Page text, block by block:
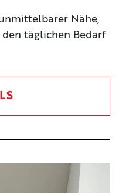
Nähe,
den täglichen Bedarf